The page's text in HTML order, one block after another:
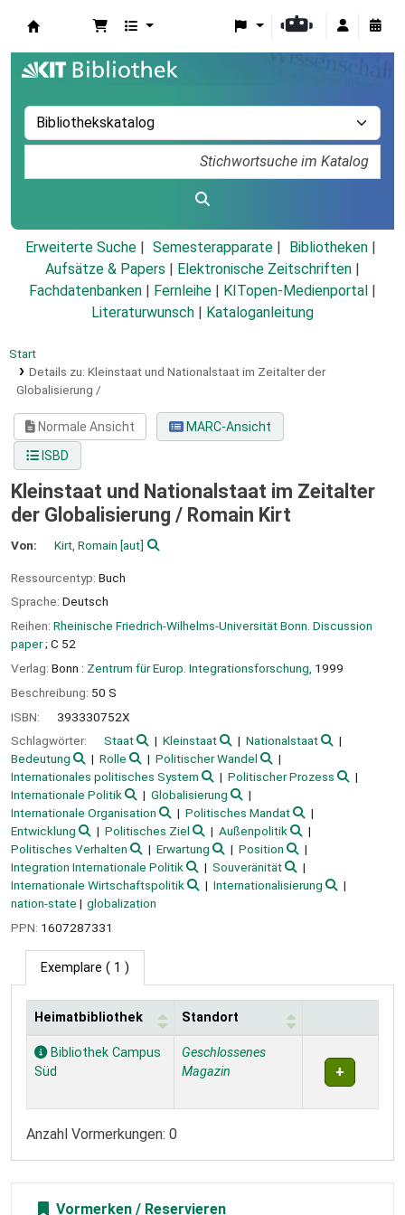
Erweiterte Suche Semesterapparate
Bibliotheken
Aufsätze & Papers
Elektronische Zeitschriften
Fachdatenbanken
Fernleihe KITopen-Medienportal
Literaturwunsch
Kataloganleitung
Start
Details zu: Kleinstaat und Nationalstaat im Zeitalter der
Globalisierung /
Normale Ansicht
MARC-Ansicht
ISBD
Kleinstaat und Nationalstaat im Zeitalter
der Globalisierung / Romain Kirt
Von: Kirt, Romain [aut]
Ressourcentyp: Buch
Sprache: Deutsch
Reihen: Rheinische Friedrich-Wilhelms-Universität Bonn. Discussion
paper; C 52
Verlag: Bonn : Zentrum für Europ. Integrationsforschung, 1999
Beschreibung: 50 S
ISBN:
393330752X
Schlagwörter:
Staat Kleinstaat
Nationalstaat
Bedeutung
Rolle
Politischer Wandel
Internationales politisches System
Politischer Prozess
Internationale Politik
Globalisierung
Internationale Organisation
Politisches Mandat
Entwicklung
Politisches Ziel
Außenpolitik
Politisches Verhalten
Erwartung
Position
Integration Internationale Politik
Souveränität
Internationale Wirtschaftspolitik
Internationalisierung
nation-state
globalization
PPN: 1607287331
Exemplare ( 1 )
Exemplare
Heimatbibliothek Standort
Bibliothek Campus
Süd
Geschlossenes
Magazin
Anzahl Vormerkungen: 0
Vormerken